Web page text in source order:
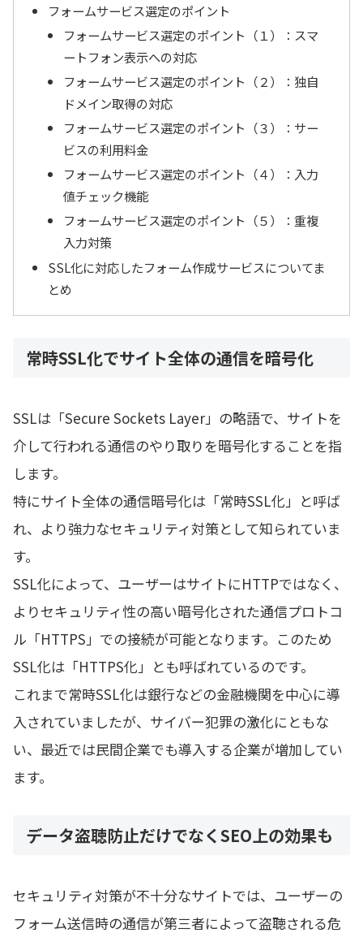
フォームサービス選定のポイント
フォームサービス選定のポイント（１）：スマ
ートフォン表示への対応
フォームサービス選定のポイント（２）：独自
ドメイン取得の対応
フォームサービス選定のポイント（３）：サー
ビスの利用料金
フォームサービス選定のポイント（４）：入力
値チェック機能
フォームサービス選定のポイント（５）：重複
入力対策
SSL化に対応したフォーム作成サービスについてま
とめ
常時SSL化でサイト全体の通信を暗号化
SSLは「Secure Sockets Layer」の略語で、サイトを
介して行われる通信のやり取りを暗号化することを指
します。
特にサイト全体の通信暗号化は「常時SSL化」と呼ば
れ、より強力なセキュリティ対策として知られていま
す。
SSL化によって、ユーザーはサイトにHTTPではなく、
よりセキュリティ性の高い暗号化された通信プロトコ
ル「HTTPS」での接続が可能となります。このため
SSL化は「HTTPS化」とも呼ばれているのです。
これまで常時SSL化は銀行などの金融機関を中心に導
入されていましたが、サイバー犯罪の激化にともな
い、最近では民間企業でも導入する企業が増加してい
ます。
データ盗聴防止だけでなくSEO上の効果も
セキュリティ対策が不十分なサイトでは、ユーザーの
フォーム送信時の通信が第三者によって盗聴される危